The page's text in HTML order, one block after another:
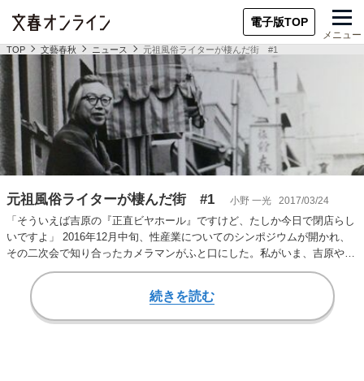
電子版TOP
メニュー
TOP 文藝春秋 ニュース 元祖風俗ライターが棲んだ街 #1
元祖風俗ライターが棲んだ街 #1 小野 一光 2017/03/24
「そういえば吉原の『正直ビヤホール』ですけど、たしか今日で閉店らし
いですよ」 2016年12月中旬、性産業についてのシンポジウムが開かれ、
その二次会で知り合ったカメラマンがふと口にした。私がいま、吉原や浅
草に深く関係…
続きを読む